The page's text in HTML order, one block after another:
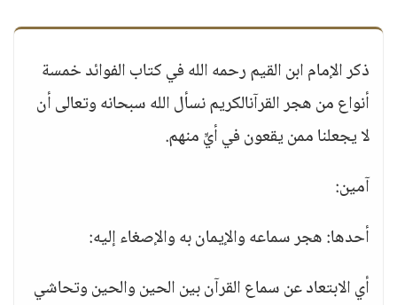
ذكر الإمام ابن القيم رحمه الله في كتاب الفوائد خمسة
أنواع من هجر القرآنالكريم نسأل الله سبحانه وتعالى أن
لا يجعلنا ممن يقعون في أيٍّ منهم.
آمين:
أحدها: هجر سماعه والإيمان به والإصغاء إليه:
أي الابتعاد عن سماع القرآن بين الحين والحين وتحاشي